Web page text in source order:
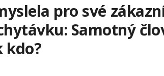
pro své
Samotný
kdo?